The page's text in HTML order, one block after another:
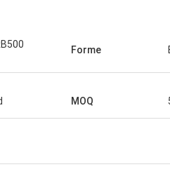
Forme
MOQ